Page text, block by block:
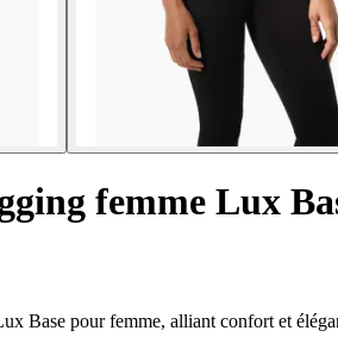
femme Lux
Base pour femme, alliant confort et